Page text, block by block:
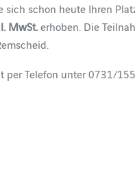
schon heute Ihren
MwSt.erhoben. Die
per Telefon unter 0731/